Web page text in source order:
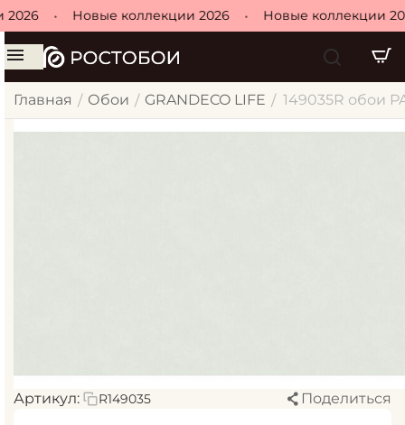
Новые коллекции 2026 Новые коллекции
Главная / Обои / GRANDECO LIFE / 149035R обои
Артикул: R149035 Поделиться